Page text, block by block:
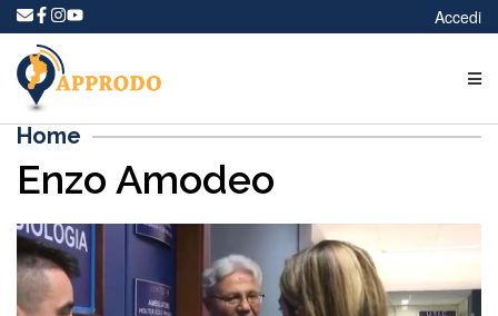
Accedi
Home
Enzo Amodeo